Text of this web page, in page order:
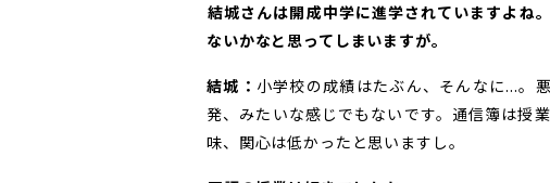
――結城さんは開成中学に進学されていますよ
ないかなと思ってしまいますが。
結城： 小学校の成績はたぶん、そんなに...。
発、みたいな感じでもないです。通信簿は授
味、関心は低かったと思いますし。